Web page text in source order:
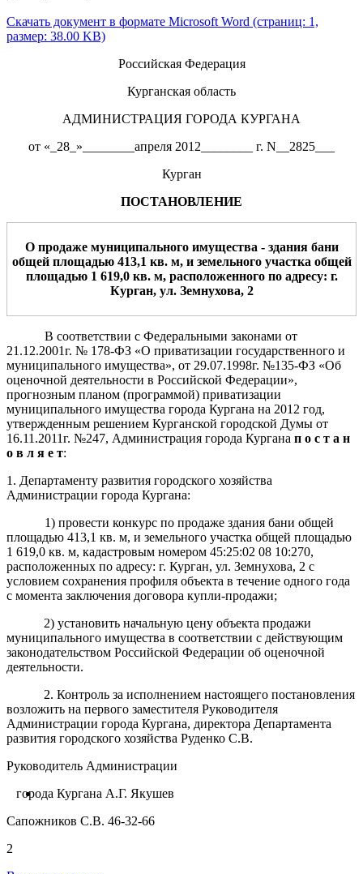
Скачать документ в формате Microsoft Word (страниц: 1,
размер: 38.00 KB)
Российская Федерация
Курганская область
АДМИНИСТРАЦИЯ ГОРОДА КУРГАНА
от «_28_»________апреля 2012________ г. N__2825___
Курган
ПОСТАНОВЛЕНИЕ
О продаже муниципального имущества - здания бани
общей площадью 413,1 кв. м, и земельногоучастка общей
площадью 1 619,0кв. м, расположенного по адресу: г.
Курган, ул. Земнухова, 2
В соответствии с Федеральными законами от
21.12.2001г. № 178-ФЗ «О приватизации государственного и
муниципального имущества», от 29.07.1998г. №135-ФЗ «Об
оценочной деятельности в Российской Федерации»,
прогнозным планом (программой) приватизации
муниципального имущества города Кургана на 2012 год,
утвержденным решением Курганской городской Думы от
16.11.2011г. №247, Администрация города Кургана п о с т а н
о в л я е т:
1. Департаменту развития городского хозяйства
Администрации города Кургана:
1) провести конкурс по продаже здания бани общей
площадью 413,1 кв. м, и земельного участка общей площадью
1 619,0 кв. м, кадастровым номером 45:25:02 08 10:270,
расположенных по адресу: г. Курган, ул. Земнухова, 2 с
условием сохранения профиля объекта в течение одного года
с момента заключения договора купли-продажи;
2) установить начальную цену объекта продажи
муниципального имущества в соответствии с действующим
законодательством Российской Федерации об оценочной
деятельности.
2. Контроль за исполнением настоящего постановления
возложить на первого заместителя Руководителя
Администрации города Кургана, директора Департамента
развития городского хозяйства Руденко С.В.
Руководитель Администрации
города Кургана А.Г. Якушев
Сапожников С.В. 46-32-66
2